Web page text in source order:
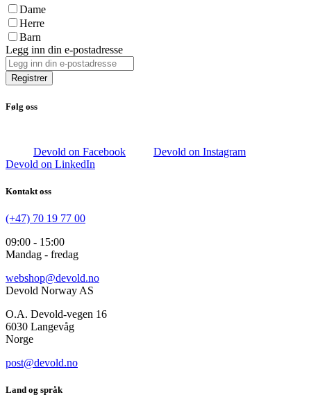
Dame
Herre
Barn
Legg inn din e-postadresse
Registrer
Følg oss
Devold on Facebook
Devold on Instagram
Devold on LinkedIn
Kontakt oss
(+47) 70 19 77 00
09:00 - 15:00
Mandag - fredag
webshop@devold.no
Devold Norway AS
O.A. Devold-vegen 16
6030 Langevåg
Norge
post@devold.no
Land og språk